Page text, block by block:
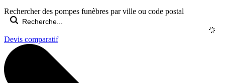
Rechercher des pompes funèbres par ville ou code postal
Devis comparatif